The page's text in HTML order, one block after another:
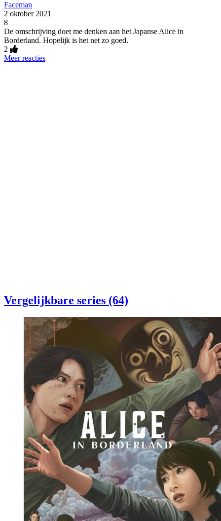
Faceman
2 oktober 2021
8
De omschrijving doet me denken aan het Japanse Alice in
Borderland. Hopelijk is het net zo goed.
2
Meer reacties
Vergelijkbare series (64)